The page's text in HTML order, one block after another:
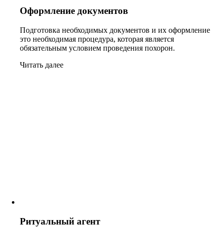
Оформление документов
Подготовка необходимых документов и их оформление
это необходимая процедура, которая является
обязательным условием проведения похорон.
Читать далее
Ритуальный агент